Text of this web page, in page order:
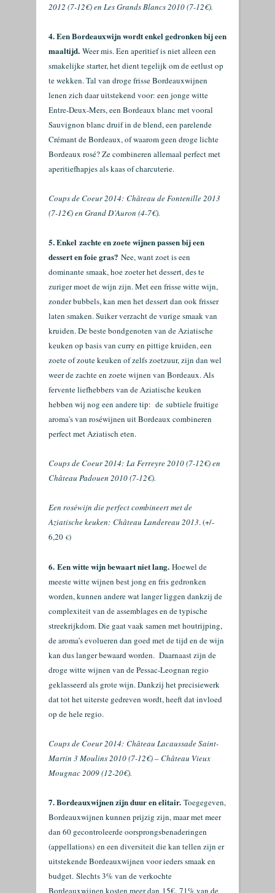
2012 (7-12€) en Les Grands Blancs 2010 (7-12€).
4. Een Bordeauxwijn wordt enkel gedronken bij een
maaltijd. Weer mis. Een aperitief is niet alleen een
smakelijke starter, het dient tegelijk om de eetlust op
te wekken. Tal van droge frisse Bordeauxwijnen
lenen zich daar uitstekend voor: een jonge witte
Entre-Deux-Mers, een Bordeaux blanc met vooral
Sauvignon blanc druif in de blend, een parelende
Crémant de Bordeaux, of waarom geen droge lichte
Bordeaux rosé? Ze combineren allemaal perfect met
aperitiefhapjes als kaas of charcuterie.
Coups de Coeur 2014: Château de Fontenille 2013
(7-12€) en Grand D’Auron (4-7€).
5. Enkel zachte en zoete wijnen passen bij een
dessert en foie gras? Nee, want zoet is een
dominante smaak, hoe zoeter het dessert, des te
zuriger moet de wijn zijn. Met een frisse witte wijn,
zonder bubbels, kan men het dessert dan ook frisser
laten smaken. Suiker verzacht de vurige smaak van
kruiden. De beste bondgenoten van de Aziatische
keuken op basis van curry en pittige kruiden, een
zoete of zoute keuken of zelfs zoetzuur, zijn dan wel
weer de zachte en zoete wijnen van Bordeaux. Als
fervente liefhebbers van de Aziatische keuken
hebben wij nog een andere tip: de subtiele fruitige
aroma's van roséwijnen uit Bordeaux combineren
perfect met Aziatisch eten.
Coups de Coeur 2014: La Ferreyre 2010 (7-12€) en
Château Padouen 2010 (7-12€).
Een roséwijn die perfect combineert met de
Aziatische keuken: Château Landereau 2013. (+/-
6,20 €)
6. Een witte wijn bewaart niet lang. Hoewel de
meeste witte wijnen best jong en fris gedronken
worden, kunnen andere wat langer liggen dankzij de
complexiteit van de assemblages en de typische
streekrijkdom. Die gaat vaak samen met houtrijping,
de aroma’s evolueren dan goed met de tijd en de wijn
kan dus langer bewaard worden. Daarnaast zijn de
droge witte wijnen van de Pessac-Leognan regio
geklasseerd als grote wijn. Dankzij het precisiewerk
dat tot het uiterste gedreven wordt, heeft dat invloed
op de hele regio.
Coups de Coeur 2014: Château Lacaussade Saint-
Martin 3 Moulins 2010 (7-12€) – Château Vieux
Mougnac 2009 (12-20€).
7. Bordeauxwijnen zijn duur en elitair. Toegegeven,
Bordeauxwijnen kunnen prijzig zijn, maar met meer
dan 60 gecontroleerde oorsprongsbenaderingen
(appellations) en een diversiteit die kan tellen zijn er
uitstekende Bordeauxwijnen voor ieders smaak en
budget. Slechts 3% van de verkochte
Bordeauxwijnen kosten meer dan 15€, 71% van de